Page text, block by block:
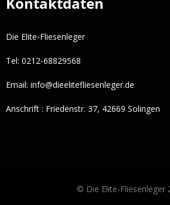
Die Elite-Fliesenleger
Tel: 0212-68829568
Email: info@dieelitefliesenleger.de
Anschrift : Friedenstr. 37, 42669 Solingen
© Die Elite-Fliesenleger